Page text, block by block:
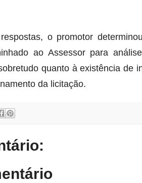
o promotor
ao Assessor para
quanto à existência de
da licitação.